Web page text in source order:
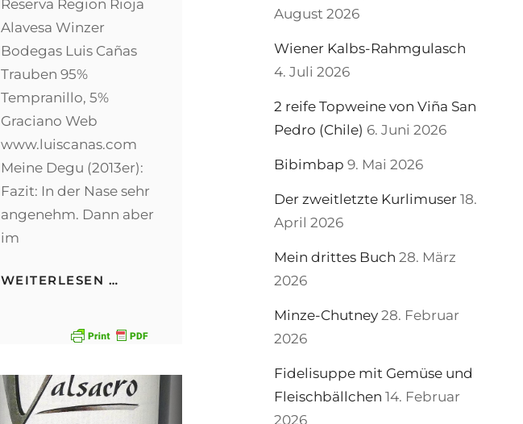
Reserva Region Rioja
Alavesa Winzer
Bodegas Luis Cañas
Trauben 95%
Tempranillo, 5%
Graciano Web
www.luiscanas.com
Meine Degu (2013er):
Fazit: In der Nase sehr
angenehm. Dann aber
im
WEITERLESEN …
August 2026
Wiener Kalbs-Rahmgulasch
4. Juli 2026
2 reife Topweine von Viña San
Pedro (Chile) 6. Juni 2026
Bibimbap 9. Mai 2026
Der zweitletzte Kurlimuser 18.
April 2026
Mein drittes Buch 28. März
2026
Minze-Chutney 28. Februar
2026
Fidelisuppe mit Gemüse und
Fleischbällchen 14. Februar
2026